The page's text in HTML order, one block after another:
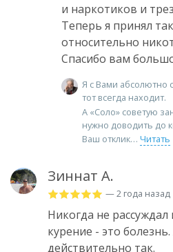
и наркотиков и
Теперь я принял
относительно
Спасибо вам
Я с Вами абсолютно
тот всегда находит.
А «Соло» советую
нужно доводить до
Ваш отклик
Читать
Зиннат А.
— 2 года назад
Никогда не
курение - это
действительно так.